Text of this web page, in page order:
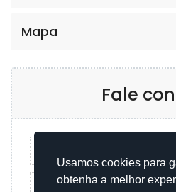
Usamos cookies para
obtenha a melhor
Mapa
Fale